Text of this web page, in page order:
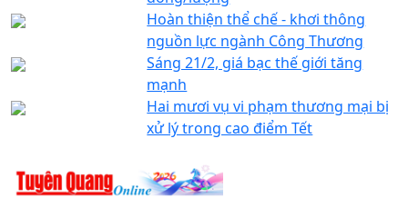
Hoàn thiện thể chế - khơi thông
nguồn lực ngành Công Thương
Sáng 21/2, giá bạc thế giới tăng
mạnh
Hai mươi vụ vi phạm thương mại bị
xử lý trong cao điểm Tết